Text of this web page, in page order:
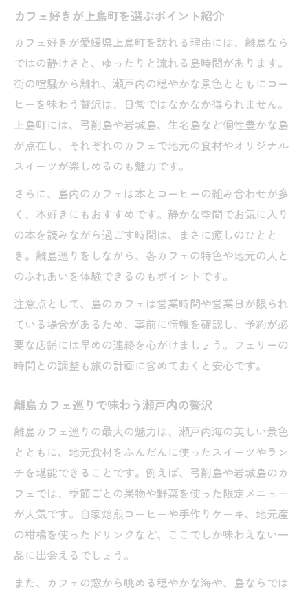
カフェ好きが上島町を選ぶポイント紹介
カフェ好きが愛媛県上島町を訪れる理由には、離島なら
ではの静けさと、ゆったりと流れる島時間があります。
街の喧騒から離れ、瀬戸内の穏やかな景色とともにコー
ヒーを味わう贅沢は、日常ではなかなか得られません。
上島町には、弓削島や岩城島、生名島など個性豊かな島
が点在し、それぞれのカフェで地元の食材やオリジナル
スイーツが楽しめるのも魅力です。
さらに、島内のカフェは本とコーヒーの組み合わせが多
く、本好きにもおすすめです。静かな空間でお気に入り
の本を読みながら過ごす時間は、まさに癒しのひとと
き。離島巡りをしながら、各カフェの特色や地元の人と
のふれあいを体験できるのもポイントです。
注意点として、島のカフェは営業時間や営業日が限られ
ている場合があるため、事前に情報を確認し、予約が必
要な店舗には早めの連絡を心がけましょう。フェリーの
時間との調整も旅の計画に含めておくと安心です。
離島カフェ巡りで味わう瀬戸内の贅沢
離島カフェ巡りの最大の魅力は、瀬戸内海の美しい景色
とともに、地元食材をふんだんに使ったスイーツやラン
チを堪能できることです。例えば、弓削島や岩城島のカ
フェでは、季節ごとの果物や野菜を使った限定メニュー
が人気です。自家焙煎コーヒーや手作りケーキ、地元産
の柑橘を使ったドリンクなど、ここでしか味わえない一
品に出会えるでしょう。
また、カフェの窓から眺める穏やかな海や、島ならでは